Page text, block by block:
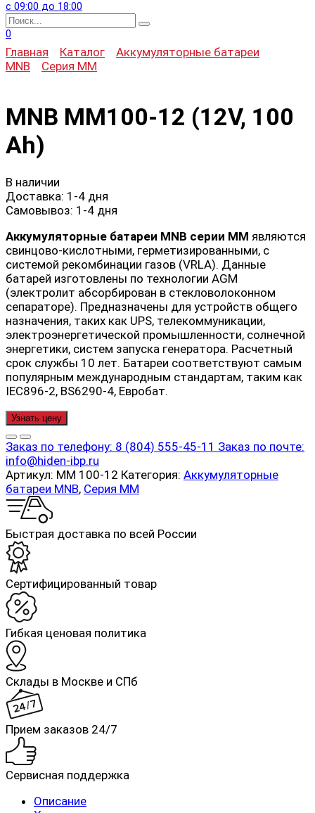
с 09:00 до 18:00
Search
for:
0
Главная Каталог
Аккумуляторные батареи
MNB
Серия MM
MNB MM100-12 (12V, 100
Ah)
В наличии
Доставка: 1-4 дня
Самовывоз: 1-4 дня
Аккумуляторные батареи MNB серии MM являются
свинцово-кислотными, герметизированными, с
системой рекомбинации газов (VRLA). Данные
батарей изготовлены по технологии AGM
(электролит абсорбирован в стекловолоконном
сепараторе). Предназначены для устройств общего
назначения, таких как UPS, телекоммуникации,
электроэнергетической промышленности, солнечной
энергетики, систем запуска генератора. Расчетный
срок службы 10 лет. Батареи соответствуют самым
популярным международным стандартам, таким как
IEC896-2, BS6290-4, Евробат.
Узнать цену
Заказ по телефону: 8 (804) 555-45-11 Заказ по почте:
info@hiden-ibp.ru
Артикул: MM 100-12 Категория: Аккумуляторные
батареи MNB, Серия MM
Быстрая доставка по всей России
Cертифицированный товар
Гибкая ценовая политика
Склады в Москве и СПб
Прием заказов 24/7
Сервисная поддержка
Описание